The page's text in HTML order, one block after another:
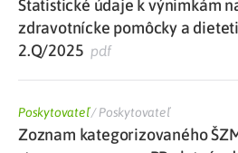
Štatistické údaje k výnimkám
zdravotnícke pomôcky a
2.Q/2025 pdf
Poskytovateľ/Poskytovateľ
Zoznam kategorizovaného